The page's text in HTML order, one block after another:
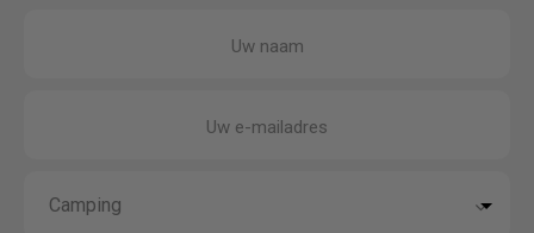
Uw naam
Uw e-mailadres